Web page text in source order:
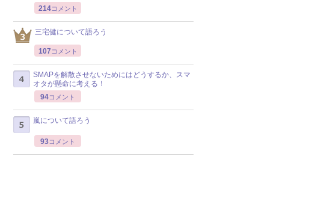
214コメント
三宅健について語ろう
107 コメント
SMAPを解散させないためにはどうするか、スマ
オタが懸命に考える！
94コメント
嵐について語ろう
93コメント